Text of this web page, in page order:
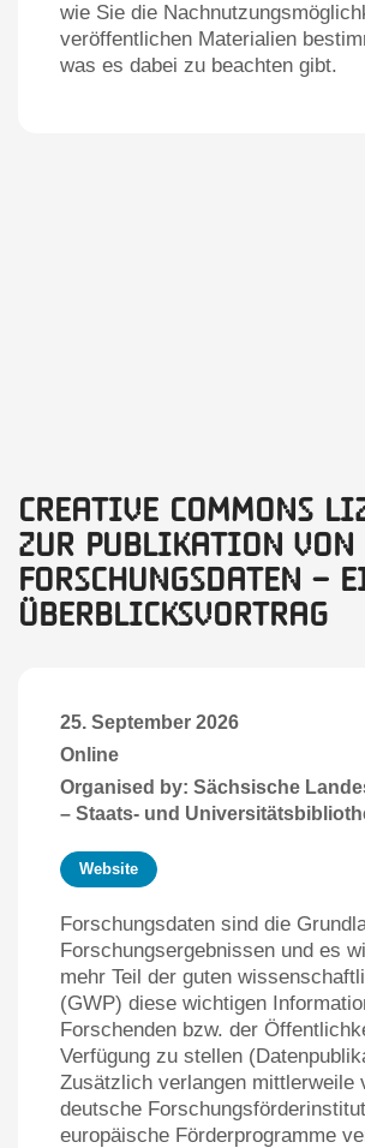
wie Sie die
veröffentlichen Materialien
was es dabei zu beachten gibt.
Creative Commons
zur Publikation von
Forschungsdaten –
Überblicksvor­trag
25. September 2026
Online
Organised by: Sächsische
– Staats- und
Website
Forschungsdaten sind die
Forschungsergebnissen und es
mehr Teil der guten
(GWP) diese wichtigen
Forschenden bzw. der
Verfügung zu stellen
Zusätzlich verlangen mittlerweile
deutsche
europäische Förderprogramme